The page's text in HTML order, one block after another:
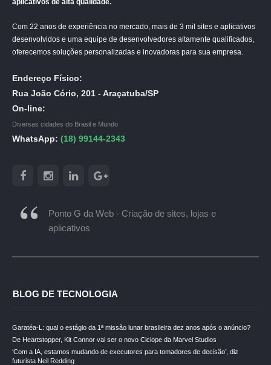
aplicativos de alta qualidade.
Com 22 anos de experiência no mercado, mais de 3 mil sites e aplicativos
desenvolvidos e uma equipe de desenvolvedores altamente qualificados,
oferecemos soluções personalizadas e inovadoras para sua empresa.
Endereço Físico:
Rua João Cório, 201 - Araçatuba/SP
On-line:
Diversas cidades do Brasil e Mundo
WhatsApp: (18) 99144-2343
Ponto G da Web - Criação de sites, lojas e
aplicativos
BLOG DE TECNOLOGIA
Garatéa-L: qual o estágio da 1ª missão lunar brasileira dez anos após o anúncio?
De Heartstopper, Kit Connor vai ser o novo Ciclope da Marvel Studios
‘Com a IA, estamos mudando de executores para tomadores de decisão’, diz
futurista Neil Redding